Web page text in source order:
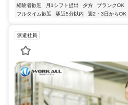
経験者歓迎
月1シフト提出 夕方 ブランクOK
フルタイム歓迎
駅近5分以内 週2・3日からOK
派遣社員